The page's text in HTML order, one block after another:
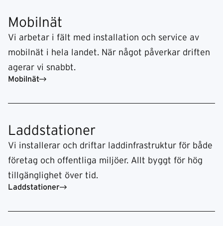
Mobilnät
Vi arbetar i fält med installation och service av
mobilnät i hela landet. När något påverkar driften
agerar vi snabbt.
Mobilnät
Laddstationer
Vi installerar och driftar laddinfrastruktur för både
företag och offentliga miljöer. Allt byggt för hög
tillgänglighet över tid.
Laddstationer